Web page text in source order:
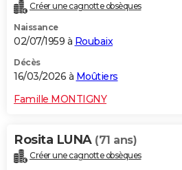
Créer une cagnotte obsèques
Naissance
02/07/1959 à Roubaix
Décès
16/03/2026 à Moûtiers
Famille MONTIGNY
Rosita LUNA (71 ans)
Créer une cagnotte obsèques